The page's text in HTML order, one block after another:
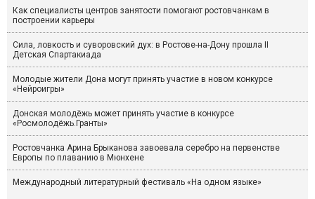
Как специалисты центров занятости помогают ростовчанкам в
построении карьеры
Сила, ловкость и суворовский дух: в Ростове-на-Дону прошла II
Детская Спартакиада
Молодые жители Дона могут принять участие в новом конкурсе
«Нейроигры»
Донская молодёжь может принять участие в конкурсе
«Росмолодёжь.Гранты»
Ростовчанка Арина Брыканова завоевала серебро на первенстве
Европы по плаванию в Мюнхене
Международный литературный фестиваль «На одном языке»